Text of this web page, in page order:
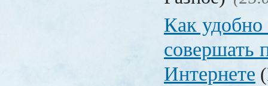
Как удобно
совершать
Интернете